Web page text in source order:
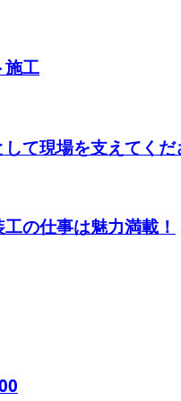
施工
て現場を支えてくだ
の仕事は魅力満載！